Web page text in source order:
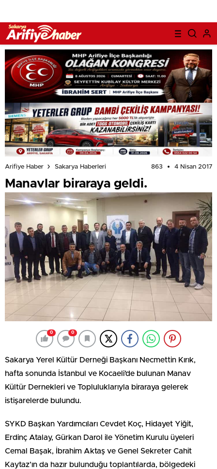
Arifiye Haber Sakarya Haberleri 863 4 Nisan 2017
Manavlar biraraya geldi.
0 0
Sakarya Yerel Kültür Derneği Başkanı Necmettin Kırık,
hafta sonunda İstanbul ve Kocaeli’de bulunan Manav
Kültür Dernekleri ve Topluluklarıyla biraraya gelerek
istişarelerde bulundu.
SYKD Başkan Yardımcıları Cevdet Koç, Hidayet Yiğit,
Erdinç Atalay, Gürkan Darol ile Yönetim Kurulu üyeleri
Cemal Başak, İbrahim Aktaş ve Genel Sekreter Cahit
Kaytaz’ın da hazır bulunduğu toplantılarda, bölgedeki